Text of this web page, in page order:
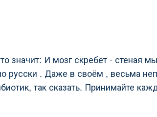
значит: И мозг скребёт - стеная
русски . Даже в своём , весьма
так сказать. Принимайте